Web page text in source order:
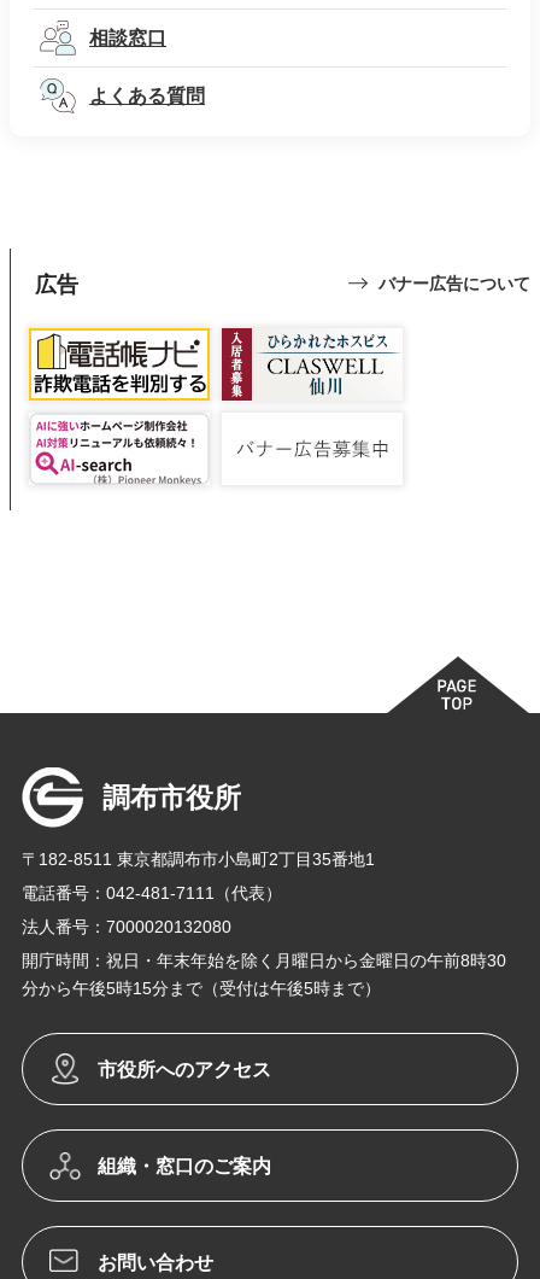
相談窓口
よくある質問
広告 バナー広告について
調布市役所
〒182-8511 東京都調布市小島町2丁目35番地1
電話番号：042-481-7111（代表）
法人番号：7000020132080
開庁時間：祝日・年末年始を除く月曜日から金曜日の午前8時30
分から午後5時15分まで（受付は午後5時まで）
市役所へのアクセス
組織・窓口のご案内
お問い合わせ